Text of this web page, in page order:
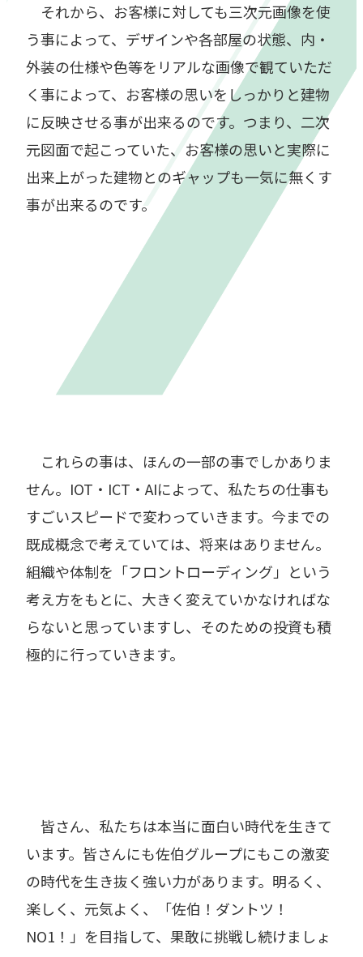
それから、お客様に対しても三次元画像を使
う事によって、デザインや各部屋の状態、内・
外装の仕様や色等をリアルな画像で観ていただ
く事によって、お客様の思いをしっかりと建物
に反映させる事が出来るのです。つまり、二次
元図面で起こっていた、お客様の思いと実際に
出来上がった建物とのギャップも一気に無くす
事が出来るのです。
これらの事は、ほんの一部の事でしかありま
せん。IOT・ICT・AIによって、私たちの仕事も
すごいスピードで変わっていきます。今までの
既成概念で考えていては、将来はありません。
組織や体制を「フロントローディング」という
考え方をもとに、大きく変えていかなければな
らないと思っていますし、そのための投資も積
極的に行っていきます。
皆さん、私たちは本当に面白い時代を生きて
います。皆さんにも佐伯グループにもこの激変
の時代を生き抜く強い力があります。明るく、
楽しく、元気よく、「佐伯！ダントツ！
NO1！」を目指して、果敢に挑戦し続けましょ